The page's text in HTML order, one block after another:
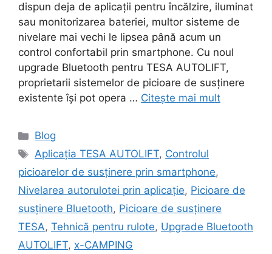
dispun deja de aplicații pentru încălzire, iluminat
sau monitorizarea bateriei, multor sisteme de
nivelare mai vechi le lipsea până acum un
control confortabil prin smartphone. Cu noul
upgrade Bluetooth pentru TESA AUTOLIFT,
proprietarii sistemelor de picioare de susținere
existente își pot opera … Citește mai mult
Categorii
Blog
Etichete
Aplicația TESA AUTOLIFT, Controlul
picioarelor de susținere prin smartphone,
Nivelarea autorulotei prin aplicație, Picioare de
susținere Bluetooth, Picioare de susținere
TESA, Tehnică pentru rulote, Upgrade Bluetooth
AUTOLIFT, x-CAMPING